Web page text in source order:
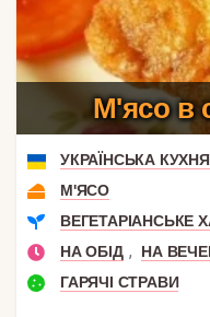
М'ясо в
УКРАЇНСЬКА КУХНЯ
М'ЯСО
ВЕГЕТАРІАНСЬКЕ
НА ОБІД ,
НА
ГАРЯЧІ СТРАВИ